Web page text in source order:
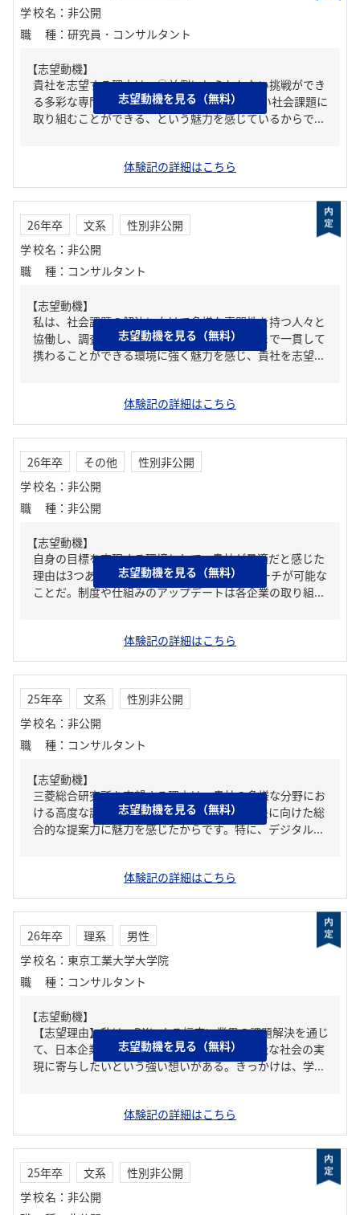
学校名 ： 非公開
職種 ： 研究員・コンサルタント
【志望動機】
貴社を志望する理由は、①前例にとらわれない挑戦ができ
る多彩な専門、②Think＆Act、③公共性の高い社会課題に
取り組むことができる、という魅力を感じているからで...
体験記の詳細はこちら
志望動機を見る（無料）
26年卒 文系
性別非公開
学校名 ： 非公開
職種 ： コンサルタント
【志望動機】
私は、社会課題の解決に向けて多様な専門性を持つ人々と
協働し、調査・分析から政策提言、社会実装まで一貫して
携わることができる環境に強く魅力を感じ、貴社を志望...
体験記の詳細はこちら
志望動機を見る（無料）
26年卒 その他
性別非公開
学校名 ： 非公開
職種 ： 非公開
【志望動機】
自身の目標を実現する環境として、貴社が最適だと感じた
理由は3つある。1つは官民両方からのアプローチが可能な
ことだ。制度や仕組みのアップデートは各企業の取り組...
体験記の詳細はこちら
志望動機を見る（無料）
25年卒 文系
性別非公開
学校名 ： 非公開
職種 ： コンサルタント
【志望動機】
三菱総合研究所を志望する理由は、貴社の多様な分野にお
ける高度な調査・分析能力と、社会課題の解決に向けた総
合的な提案力に魅力を感じたからです。特に、デジタル...
体験記の詳細はこちら
志望動機を見る（無料）
26年卒 理系
男性
学校名 ： 東京工業大学大学院
職種 ： コンサルタント
【志望動機】
【志望理由】私は、DXによる幅広い業界の課題解決を通じ
て、日本企業の変革に貢献し、豊かで持続可能な社会の実
現に寄与したいという強い想いがある。きっかけは、学...
体験記の詳細はこちら
志望動機を見る（無料）
25年卒 文系
性別非公開
学校名 ： 非公開